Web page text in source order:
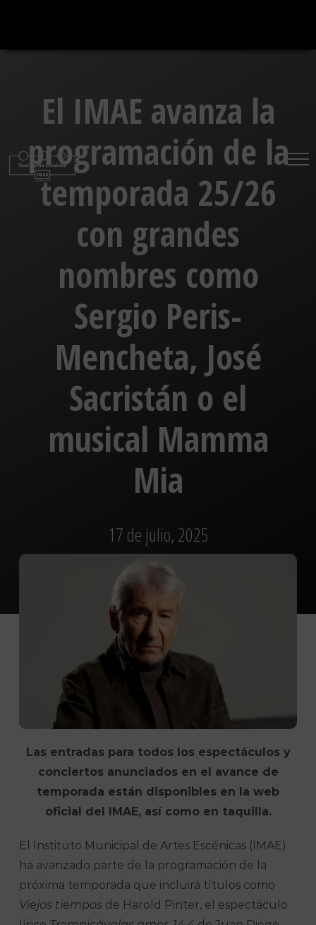
contenido
El IMAE avanza la
programación de la
temporada 25/26
con grandes
nombres como
Sergio Peris-
Mencheta, José
Sacristán o el
musical Mamma
Mia
17 de julio, 2025
Las entradas para todos los espectáculos y
conciertos anunciados en el avance de
temporada están disponibles en la web
oficial del IMAE, así como en taquilla.
El Instituto Municipal de Artes Escénicas (IMAE)
ha avanzado parte de la programación de la
próxima temporada que incluirá títulos como
Viejos tiempos de Harold Pinter, el espectáculo